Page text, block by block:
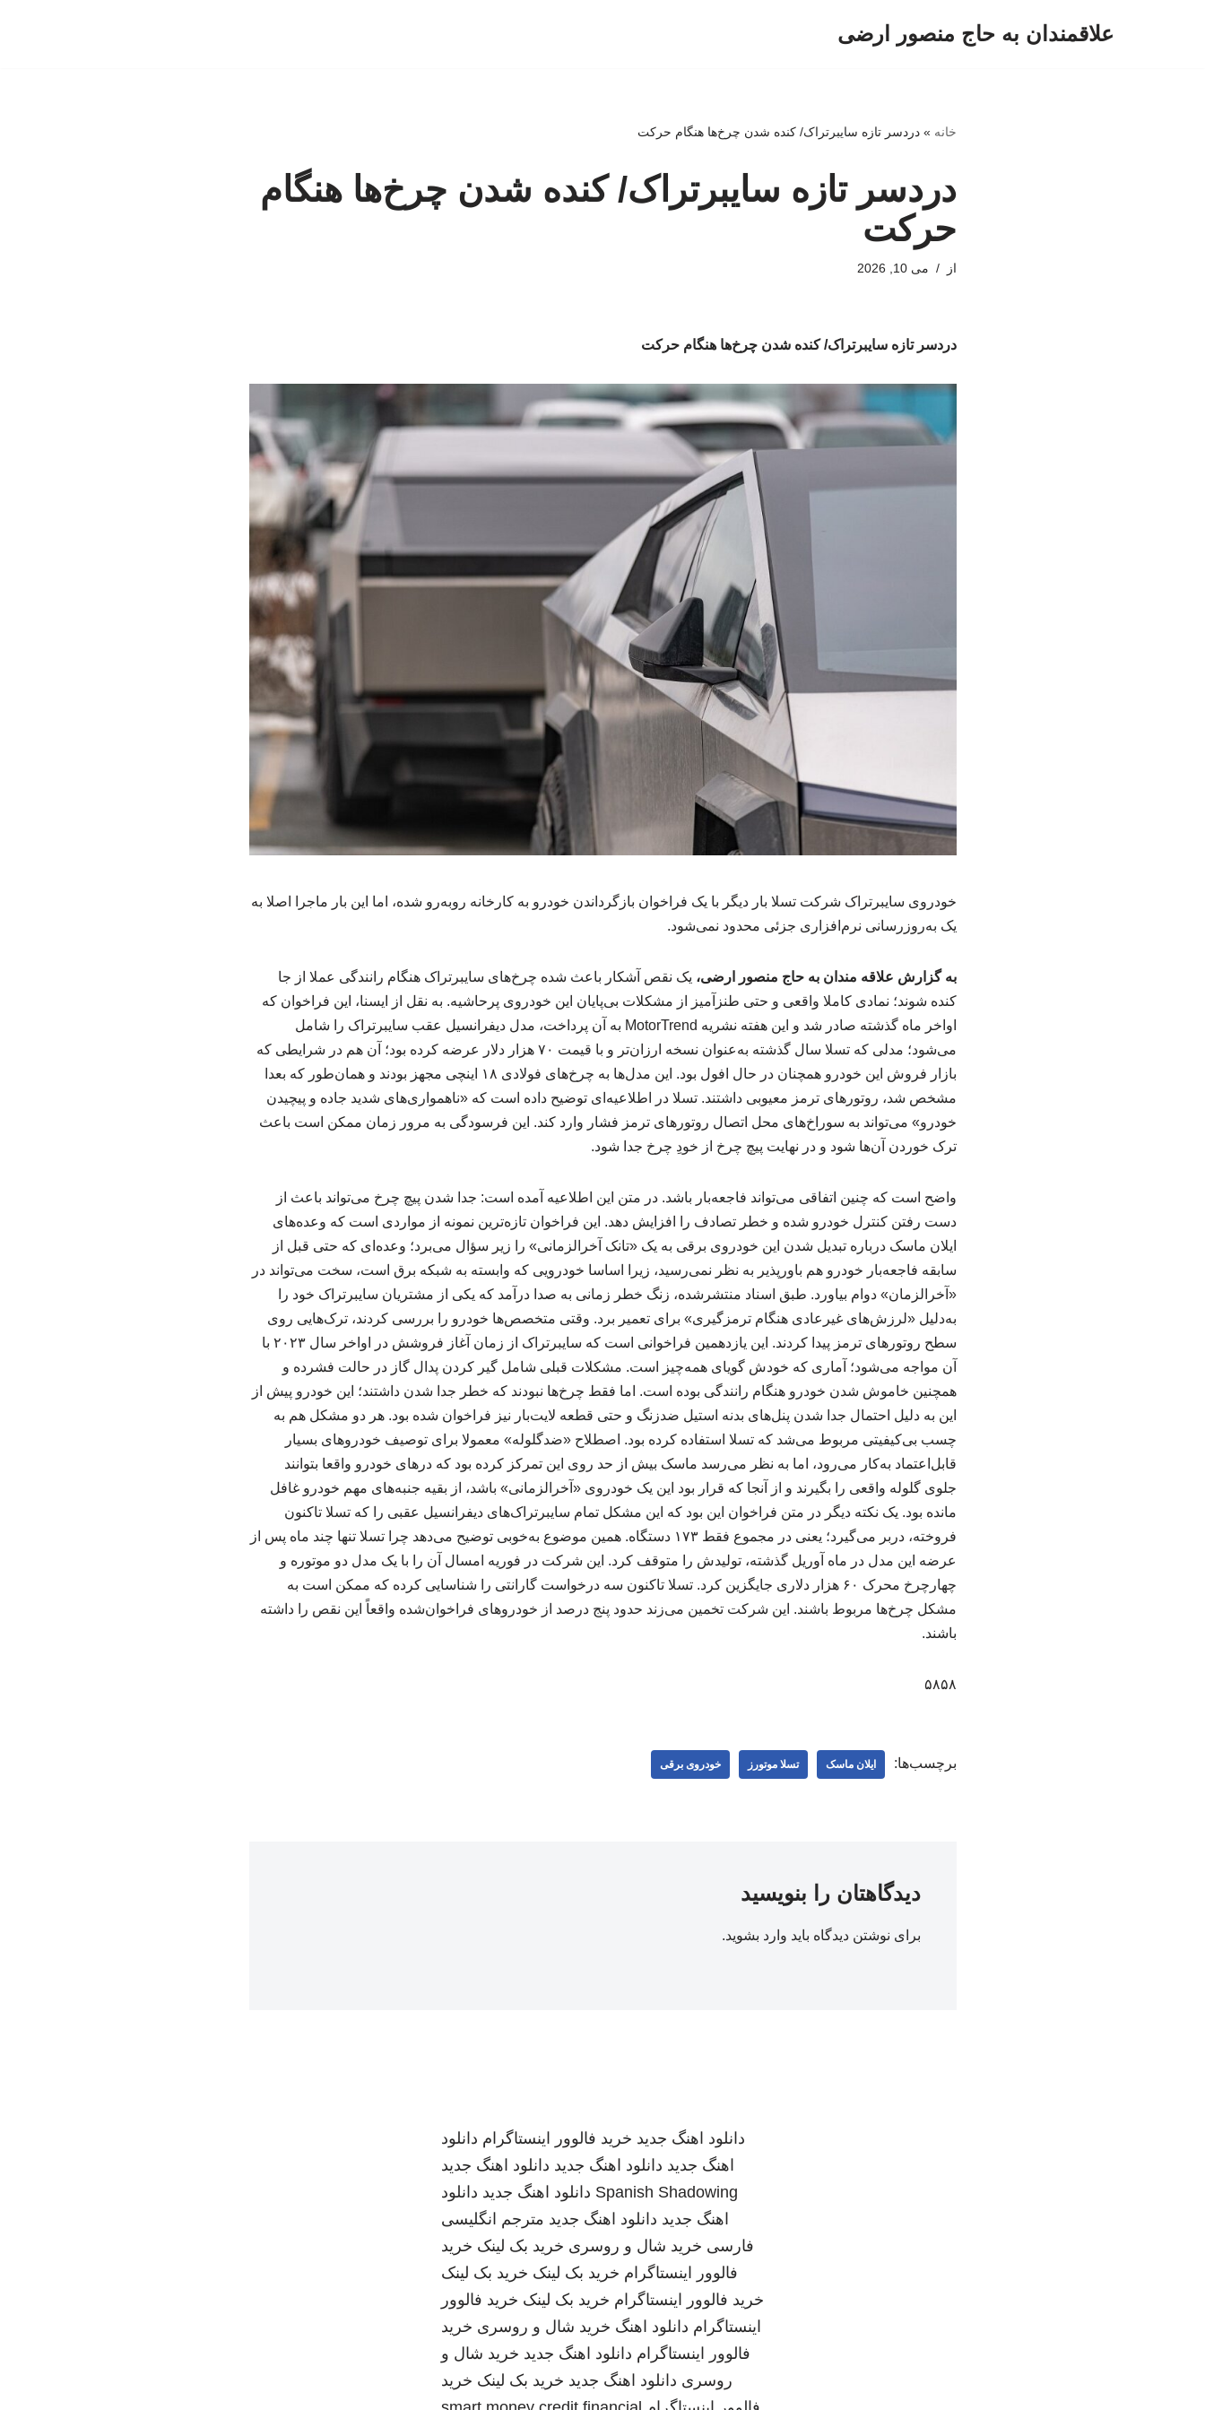
علاقمندان به حاج منصور ارضی
خانه »دردسر تازه سایبرتراک/ کنده شدن چرخ‌ها هنگام حرکت
دردسر تازه سایبرتراک/ کنده شدن چرخ‌ها هنگام
حرکت
از می 10, 2026
دردسر تازه سایبرتراک/ کنده شدن چرخ‌ها هنگام حرکت
خودروی سایبرتراک شرکت تسلا بار دیگر با یک فراخوان بازگرداندن خودرو به کارخانه روبه‌رو شده، اما این بار ماجرا اصلا به
یک به‌روزرسانی نرم‌افزاری جزئی محدود نمی‌شود.
به گزارش علاقه مندان به حاج منصور ارضی، یک نقص آشکار باعث شده چرخ‌های سایبرتراک هنگام رانندگی عملا از جا
کنده شوند؛ نمادی کاملا واقعی و حتی طنزآمیز از مشکلات بی‌پایان این خودروی پرحاشیه. به نقل از ایسنا، این فراخوان که
اواخر ماه گذشته صادر شد و این هفته نشریه MotorTrend به آن پرداخت، مدل دیفرانسیل عقب سایبرتراک را شامل
می‌شود؛ مدلی که تسلا سال گذشته به‌عنوان نسخه ارزان‌تر و با قیمت ۷۰ هزار دلار عرضه کرده بود؛ آن هم در شرایطی که
بازار فروش این خودرو همچنان در حال افول بود. این مدل‌ها به چرخ‌های فولادی ۱۸ اینچی مجهز بودند و همان‌طور که بعدا
مشخص شد، روتورهای ترمز معیوبی داشتند. تسلا در اطلاعیه‌ای توضیح داده است که «ناهمواری‌های شدید جاده و پیچیدن
خودرو» می‌تواند به سوراخ‌های محل اتصال روتورهای ترمز فشار وارد کند. این فرسودگی به مرور زمان ممکن است باعث
ترک خوردن آن‌ها شود و در نهایت پیچ چرخ از خودِ چرخ جدا شود.
واضح است که چنین اتفاقی می‌تواند فاجعه‌بار باشد. در متن این اطلاعیه آمده است: جدا شدن پیچ چرخ می‌تواند باعث از
دست رفتن کنترل خودرو شده و خطر تصادف را افزایش دهد. این فراخوان تازه‌ترین نمونه از مواردی است که وعده‌های
ایلان ماسک درباره تبدیل شدن این خودروی برقی به یک «تانک آخرالزمانی» را زیر سؤال می‌برد؛ وعده‌ای که حتی قبل از
سابقه فاجعه‌بار خودرو هم باورپذیر به نظر نمی‌رسید، زیرا اساسا خودرویی که وابسته به شبکه برق است، سخت می‌تواند در
«آخرالزمان» دوام بیاورد. طبق اسناد منتشرشده، زنگ خطر زمانی به صدا درآمد که یکی از مشتریان سایبرتراک خود را
به‌دلیل «لرزش‌های غیرعادی هنگام ترمزگیری» برای تعمیر برد. وقتی متخصص‌ها خودرو را بررسی کردند، ترک‌هایی روی
سطح روتورهای ترمز پیدا کردند. این یازدهمین فراخوانی است که سایبرتراک از زمان آغاز فروشش در اواخر سال ۲۰۲۳ با
آن مواجه می‌شود؛ آماری که خودش گویای همه‌چیز است. مشکلات قبلی شامل گیر کردن پدال گاز در حالت فشرده و
همچنین خاموش شدن خودرو هنگام رانندگی بوده است. اما فقط چرخ‌ها نبودند که خطر جدا شدن داشتند؛ این خودرو پیش از
این به‌ دلیل احتمال جدا شدن پنل‌های بدنه استیل ضدزنگ و حتی قطعه لایت‌بار نیز فراخوان شده بود. هر دو مشکل هم به
چسب بی‌کیفیتی مربوط می‌شد که تسلا استفاده کرده بود. اصطلاح «ضدگلوله» معمولا برای توصیف خودروهای بسیار
قابل‌اعتماد به‌کار می‌رود، اما به نظر می‌رسد ماسک بیش از حد روی این تمرکز کرده بود که درهای خودرو واقعا بتوانند
جلوی گلوله واقعی را بگیرند و از آنجا که قرار بود این یک خودروی «آخرالزمانی» باشد، از بقیه جنبه‌های مهم خودرو غافل
مانده بود. یک نکته دیگر در متن فراخوان این بود که این مشکل تمام سایبرتراک‌های دیفرانسیل عقبی را که تسلا تاکنون
فروخته، دربر می‌گیرد؛ یعنی در مجموع فقط ۱۷۳ دستگاه. همین موضوع به‌خوبی توضیح می‌دهد چرا تسلا تنها چند ماه پس از
عرضه این مدل در ماه آوریل گذشته، تولیدش را متوقف کرد. این شرکت در فوریه امسال آن را با یک مدل دو موتوره و
چهارچرخ محرک ۶۰ هزار دلاری جایگزین کرد. تسلا تاکنون سه درخواست گارانتی را شناسایی کرده که ممکن است به
مشکل چرخ‌ها مربوط باشند. این شرکت تخمین می‌زند حدود پنج درصد از خودروهای فراخوان‌شده واقعاً این نقص را داشته
باشند.
۵۸۵۸
برچسب‌ها: ایلان ماسک تسلا موتورز خودروی برقی
دیدگاهتان را بنویسید
برای نوشتن دیدگاه باید وارد بشوید.
دانلود اهنگ جدید خرید فالوور اینستاگرام دانلود
اهنگ جدید دانلود اهنگ جدید دانلود اهنگ جدید
Spanish Shadowing دانلود اهنگ جدید دانلود
اهنگ جدید دانلود اهنگ جدید مترجم انگلیسی
فارسی خرید شال و روسری خرید بک لینک خرید
فالوور اینستاگرام خرید بک لینک خرید بک لینک
خرید فالوور اینستاگرام خرید بک لینک خرید فالوور
اینستاگرام دانلود اهنگ خرید شال و روسری خرید
فالوور اینستاگرام دانلود اهنگ جدید خرید شال و
روسری دانلود اهنگ جدید خرید بک لینک خرید